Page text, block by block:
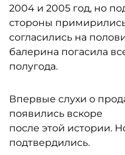
2004 и 2005 год, но
стороны
согласились на
балерина погасила
полугода.
Впервые слухи о
появились вскоре
после этой истории.
подтвердились.